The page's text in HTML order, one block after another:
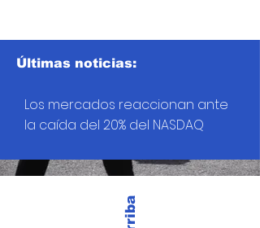
Últimas noticias:
Los mercados reaccionan ante
la caída del 20% del NASDAQ